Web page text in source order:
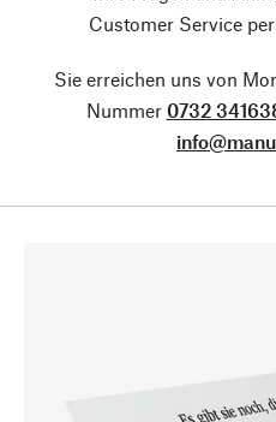
Customer Service
Sie erreichen uns von
Nummer 0732